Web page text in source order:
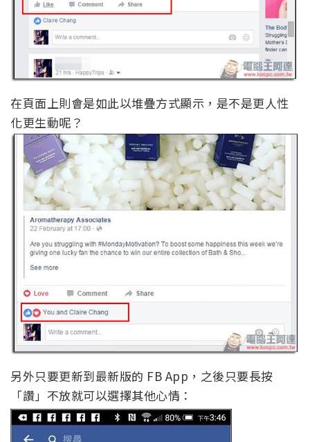
在頁面上則會是如此以堆疊方式顯示，是不是更人性
化更生動呢？
另外只要更新到最新版的 FB App，之後只要長按
「讚」不放就可以選擇其他心情：